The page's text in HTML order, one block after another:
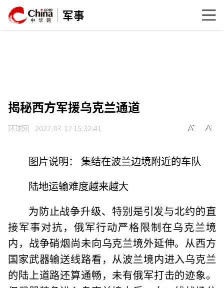
军事
揭秘西方军援乌克兰通道
环球网 2022-03-17 15:32:41
图片说明： 集结在波兰边境附近的车队
陆地运输难度越来越大
为防止战争升级、特别是引发与北约的直
接军事对抗，俄军行动严格限制在乌克兰境
内，战争硝烟尚未向乌克兰境外延伸。从西方
国家武器输送线路看，从波兰境内进入乌克兰
的陆上道路还算通畅，未有俄军打击的迹象。